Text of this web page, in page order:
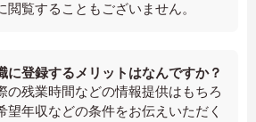
覧することもございません。
に登録するメリットはなんですか？
の残業時間などの情報提供はもちろ
望年収などの条件をお伝えいただく